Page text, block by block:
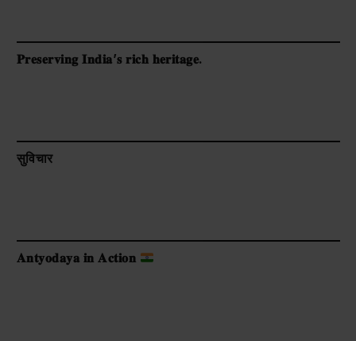
𝐏𝐫𝐞𝐬𝐞𝐫𝐯𝐢𝐧𝐠 𝐈𝐧𝐝𝐢𝐚’𝐬 𝐫𝐢𝐜𝐡 𝐡𝐞𝐫𝐢𝐭𝐚𝐠𝐞.
सुविचार
𝐀𝐧𝐭𝐲𝐨𝐝𝐚𝐲𝐚 𝐢𝐧 𝐀𝐜𝐭𝐢𝐨𝐧